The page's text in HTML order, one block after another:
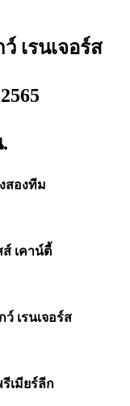
เรนเจอร์ส
2565
สองทีม
เคาน์ตี้
เรนเจอร์ส
เมียร์ลีก